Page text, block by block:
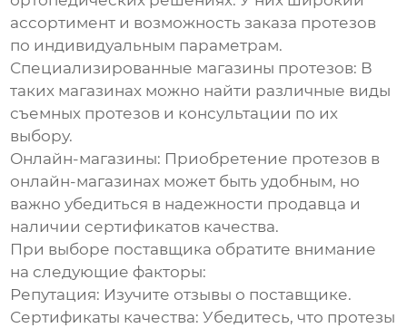
ассортимент и возможность заказа протезов
по индивидуальным параметрам.
Специализированные магазины протезов: В
таких магазинах можно найти различные виды
съемных протезов и консультации по их
выбору.
Онлайн-магазины: Приобретение протезов в
онлайн-магазинах может быть удобным, но
важно убедиться в надежности продавца и
наличии сертификатов качества.
При выборе поставщика обратите внимание
на следующие факторы:
Репутация: Изучите отзывы о поставщике.
Сертификаты качества: Убедитесь, что протезы